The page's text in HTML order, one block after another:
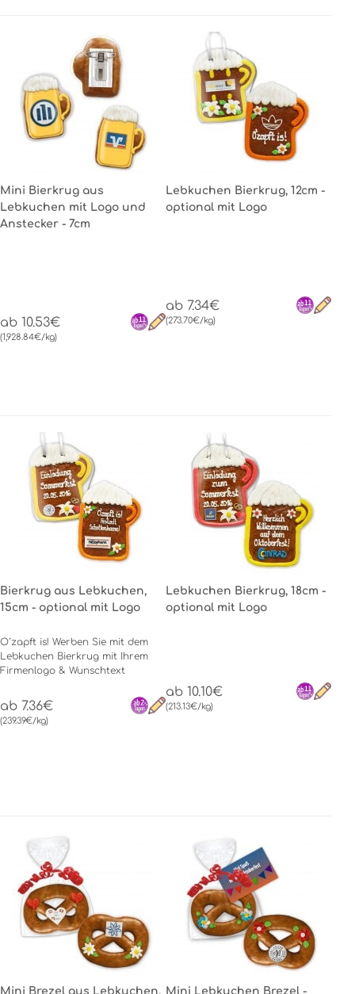
Mini Bierkrug aus
Lebkuchen mit Logo und
Anstecker - 7cm
ab 10.53€
(1,928.84€/kg)
Lebkuchen Bierkrug, 12cm -
optional mit Logo
ab 7.34€
(273.70€/kg)
Bierkrug aus Lebkuchen,
15cm - optional mit Logo
O´zapft is! Werben Sie mit dem
Lebkuchen Bierkrug mit Ihrem
Firmenlogo & Wunschtext
ab 7.36€
(239.39€/kg)
Lebkuchen Bierkrug, 18cm -
optional mit Logo
ab 10.10€
(213.13€/kg)
Mini Brezel aus Lebkuchen, Mini Lebkuchen Brezel -